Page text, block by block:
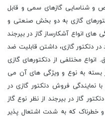
و شناسایی گازهای سمی و قابل
گازی به دو بخش صنعتی و
انواع آشکارساز گاز در بیرجند
دتکتور گازی، داشتن قابلیت ضد
انواع مختلفی از دتکتورهای گازی
بسته به نوع و ویژگی های آن می
نمایندگی فروش دتکتور گازی در
گاز در بیرجند از نظر نوع گاز
خطرناک که به شدت اشتعال پذیر